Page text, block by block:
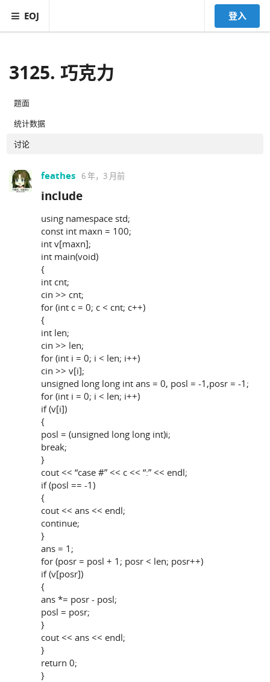
EOJ 登入
3125. 巧克力
题面
统计数据
讨论
feathes 6 年，3 月前
include
using namespace std;
const int maxn = 100;
int v[maxn];
int main(void)
{
int cnt;
cin >> cnt;
for (int c = 0; c < cnt; c++)
{
int len;
cin >> len;
for (int i = 0; i < len; i++)
cin >> v[i];
unsigned long long int ans = 0, posl = -1,posr = -1;
for (int i = 0; i < len; i++)
if (v[i])
{
posl = (unsigned long long int)i;
break;
}
cout << “case #” << c << “:” << endl;
if (posl == -1)
{
cout << ans << endl;
continue;
}
ans = 1;
for (posr = posl + 1; posr < len; posr++)
if (v[posr])
{
ans *= posr - posl;
posl = posr;
}
cout << ans << endl;
}
return 0;
}